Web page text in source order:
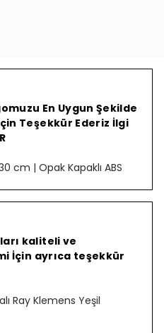
En Uygun Şekilde
Teşekkür Ederiz İlgi
cm | Opak Kapaklı ABS
kaliteli ve
İçin ayrıca teşekkür
Ray Klemens Yeşil